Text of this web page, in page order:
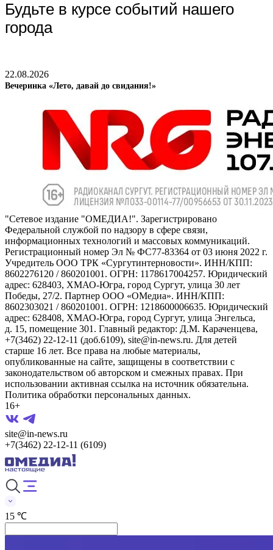
Будьте в курсе событий нашего
города
22.08.2026
Вечеринка «Лето, давай до свидания!»
"Сетевое издание "ОМЕДИА!". Зарегистрировано
Федеральной службой по надзору в сфере связи,
информационных технологий и массовых коммуникаций.
Регистрационный номер Эл № ФС77-83364 от 03 июня 2022 г.
Учредитель ООО ТРК «Сургутинтерновости». ИНН/КПП:
8602276120 / 860201001. ОГРН: 1178617004257. Юридический
адрес: 628403, ХМАО-Югра, город Сургут, улица 30 лет
Победы, 27/2. Партнер ООО «ОМедиа». ИНН/КПП:
8602303021 / 860201001. ОГРН: 1218600006635. Юридический
адрес: 628408, ХМАО-Югра, город Сургут, улица Энгельса,
д. 15, помещение 301. Главный редактор: Д.М. Караченцева,
+7(3462) 22-12-11 (доб.6109), site@in-news.ru. Для детей
старше 16 лет. Все права на любые материалы,
опубликованные на сайте, защищены в соответствии с
законодательством об авторском и смежных правах. При
использовании активная ссылка на источник обязательна.
Политика обработки персональных данных.
16+
site@in-news.ru
+7(3462) 22-12-11 (6109)
15 ℃